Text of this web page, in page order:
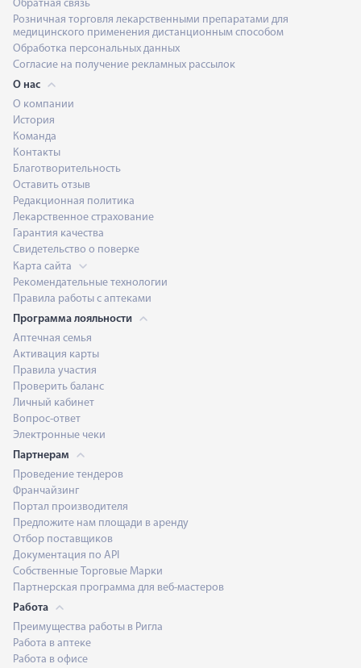
Обратная связь
Розничная торговля лекарственными препаратами для
медицинского применения дистанционным способом
Обработка персональных данных
Согласие на получение рекламных рассылок
О нас
О компании
История
Команда
Контакты
Благотворительность
Оставить отзыв
Редакционная политика
Лекарственное страхование
Гарантия качества
Свидетельство о поверке
Карта сайта
Рекомендательные технологии
Правила работы с аптеками
Программа лояльности
Аптечная семья
Активация карты
Правила участия
Проверить баланс
Личный кабинет
Вопрос-ответ
Электронные чеки
Партнерам
Проведение тендеров
Франчайзинг
Портал производителя
Предложите нам площади в аренду
Отбор поставщиков
Документация по API
Собственные Торговые Марки
Партнерская программа для веб-мастеров
Работа
Преимущества работы в Ригла
Работа в аптеке
Работа в офисе